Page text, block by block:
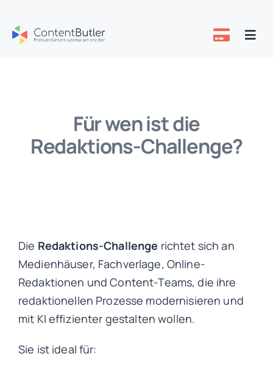
Inhalt
springen
Know-how
Für wen ist die
Redaktions-Challenge?
Die Redaktions-Challenge richtet sich an
Medienhäuser, Fachverlage, Online-
Redaktionen und Content-Teams, die ihre
redaktionellen Prozesse modernisieren und
mit KI effizienter gestalten wollen.
Sie ist ideal für: